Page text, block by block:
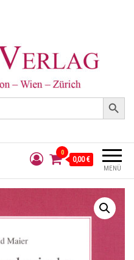
Search Button
MENÜ
0
0,00 €